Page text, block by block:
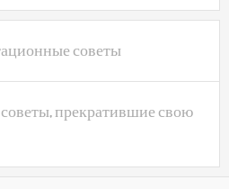
советы
прекратившие свою